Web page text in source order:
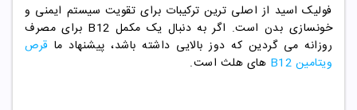
فولیک اسید از اصلی ترین ترکیبات برای تقویت سیستم ایمنی و
خونسازی بدن است. اگر به دنبال یک مکمل B12 برای مصرف
روزانه می گردین که دوز بالایی داشته باشد، پیشنهاد ما قرص
ویتامین B12
های هلث است.